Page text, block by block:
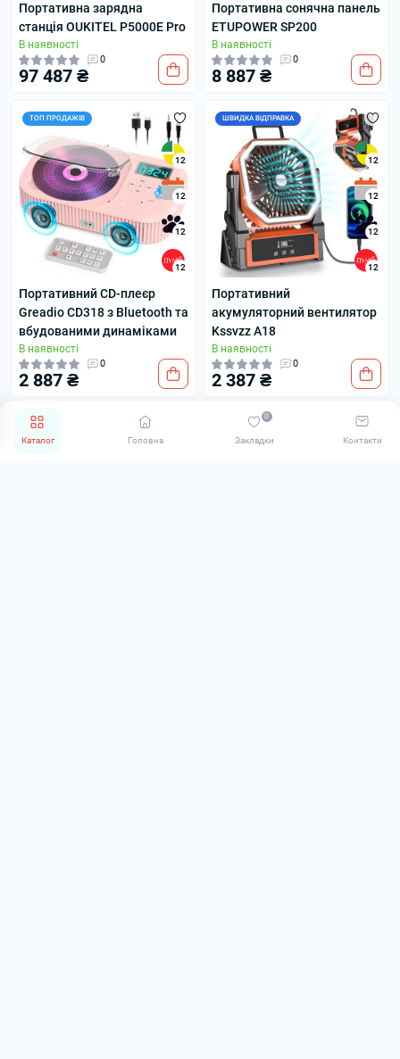
Каталог Головна Закладки
0
Контакти
Портативна зарядна
станція OUKITEL P5000E Pro
В наявності
0
97 487 ₴
Портативна сонячна панель
ETUPOWER SP200
В наявності
0
8 887 ₴
ТОП ПРОДАЖІВ
12
12
12
12
Портативний CD-плеєр
Greadio CD318 з Bluetooth та
вбудованими динаміками
В наявності
0
2 887 ₴
ШВИДКА ВІДПРАВКА
12
12
12
12
Портативний
акумуляторний вентилятор
Kssvzz A18
В наявності
0
2 387 ₴
ЗНИЖКА РЕКОМЕНДУЄМО